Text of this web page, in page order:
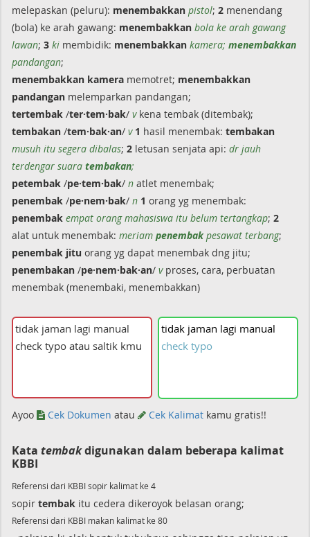
melepaskan (peluru): menembakkan pistol; 2 menendang
(bola) ke arah gawang: menembakkan bola ke arah gawang
lawan; 3 ki membidik: menembakkan kamera; menembakkan
pandangan;
menembakkan kamera memotret; menembakkan
pandangan melemparkan pandangan;
tertembak /ter·tem·bak/ vkena tembak (ditembak);
tembakan /tem·bak·an/ v 1 hasil menembak: tembakan
musuh itu segera dibalas; 2 letusan senjata api: dr jauh
terdengar suara tembakan;
petembak /pe·tem·bak/ n atlet menembak;
penembak /pe·nem·bak/ n 1 orang yg menembak:
penembak empat orang mahasiswa itu belum tertangkap; 2
alat untuk menembak: meriam penembakpesawat terbang;
penembak jitu orang yg dapat menembak dng jitu;
penembakan /pe·nem·bak·an/ vproses, cara, perbuatan
menembak (menembaki, menembakkan)
tidak jaman lagi manual
check typo
Ayoo Cek Dokumen atau Cek Kalimat kamu gratis!!
Kata tembakdigunakan dalam beberapa kalimat
KBBI
Referensi dari KBBI sopir kalimat ke 4
sopir tembak itu cedera dikeroyok belasan orang;
Referensi dari KBBI makan kalimat ke 80